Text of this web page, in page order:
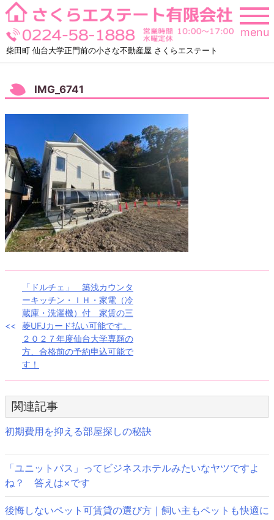
Skip
to
content
柴田町 仙台大学正門前の小さな不動産屋 さくらエステート
menu
IMG_6741
ナ
ゲ
ー
シ
ン
「ドルチェ」 築浅カウンタ
ーキッチン・ＩＨ・家電（冷
蔵庫・洗濯機）付 家賃の三
菱UFJカード払い可能です。
２０２７年度仙台大学専願の
方、合格前の予約申込可能で
す！
関連記事
初期費用を抑える部屋探しの秘訣
「ユニットバス」ってビジネスホテルみたいなヤツですよ
ね？ 答えは×です
後悔しないペット可賃貸の選び方｜飼い主もペットも快適に